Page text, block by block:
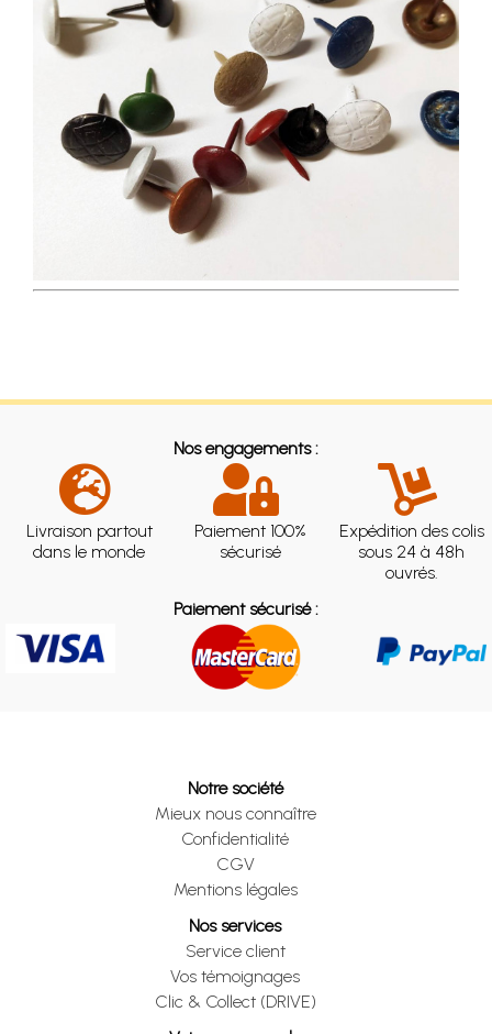
Nos engagements :
Livraison partout
dans le monde
Paiement 100%
sécurisé
Expédition des colis
sous 24 à 48h
ouvrés.
Paiement sécurisé :
Notre société
Mieux nous connaître
Confidentialité
CGV
Mentions légales
Nos services
Service client
Vos témoignages
Clic & Collect (DRIVE)